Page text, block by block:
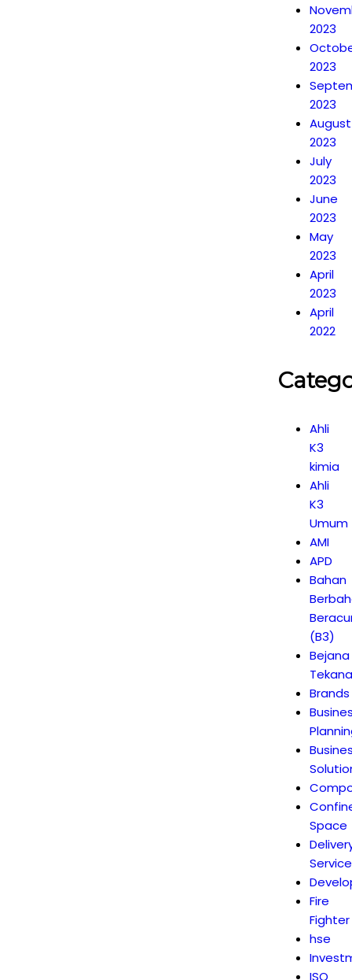
2023
2023
2023
August
2023
July
2023
June
2023
May
2023
April
2023
April
2022
Ahli
K3
kimia
Ahli
K3
Umum
AMI
APD
Bahan
(B3)
Bejana
Brands
Space
Fire
Fighter
hse
ISO